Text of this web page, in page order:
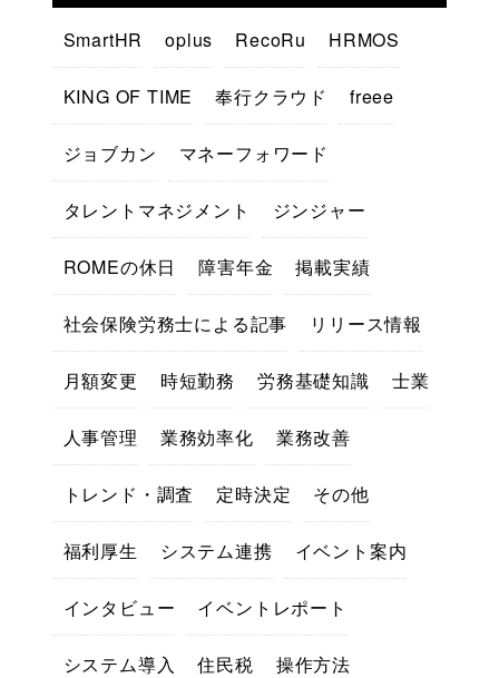
SmartHR oplus RecoRu HRMOS
KING OF TIME 奉行クラウド freee
ジョブカン マネーフォワード
タレントマネジメント ジンジャー
ROMEの休日 障害年金 掲載実績
社会保険労務士による記事 リリース情報
月額変更 時短勤務 労務基礎知識 士業
人事管理 業務効率化 業務改善
トレンド・調査 定時決定 その他
福利厚生 システム連携 イベント案内
インタビュー イベントレポート
システム導入 住民税 操作方法